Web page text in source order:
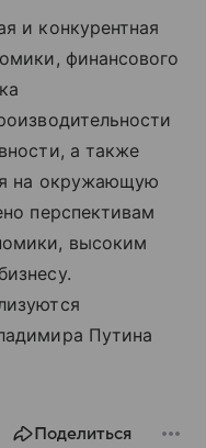
и конкурентная
финансового
а также
на окружающую
перспективам
высоким
Путина
Поделиться